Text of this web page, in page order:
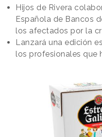
Hijos de Rivera
Española de Bancos
los afectados por la
Lanzará una edición
los profesionales que